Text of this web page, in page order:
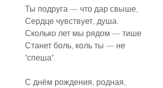
Ты подруга — что дар свыше,
Сердце чувствует, душа.
Сколько лет мы рядом — тише
Станет боль, коль ты — не
"спеша".
С днём рождения, родная,